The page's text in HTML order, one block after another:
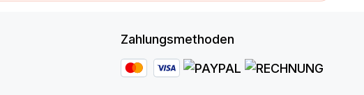
Zahlungsmethoden